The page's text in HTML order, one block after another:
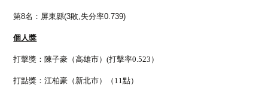
第8名：屏東縣(3敗,失分率0.739)
個人獎
打擊獎：陳子豪（高雄市）(打擊率0.523）
打點獎：江柏豪（新北市）（11點）